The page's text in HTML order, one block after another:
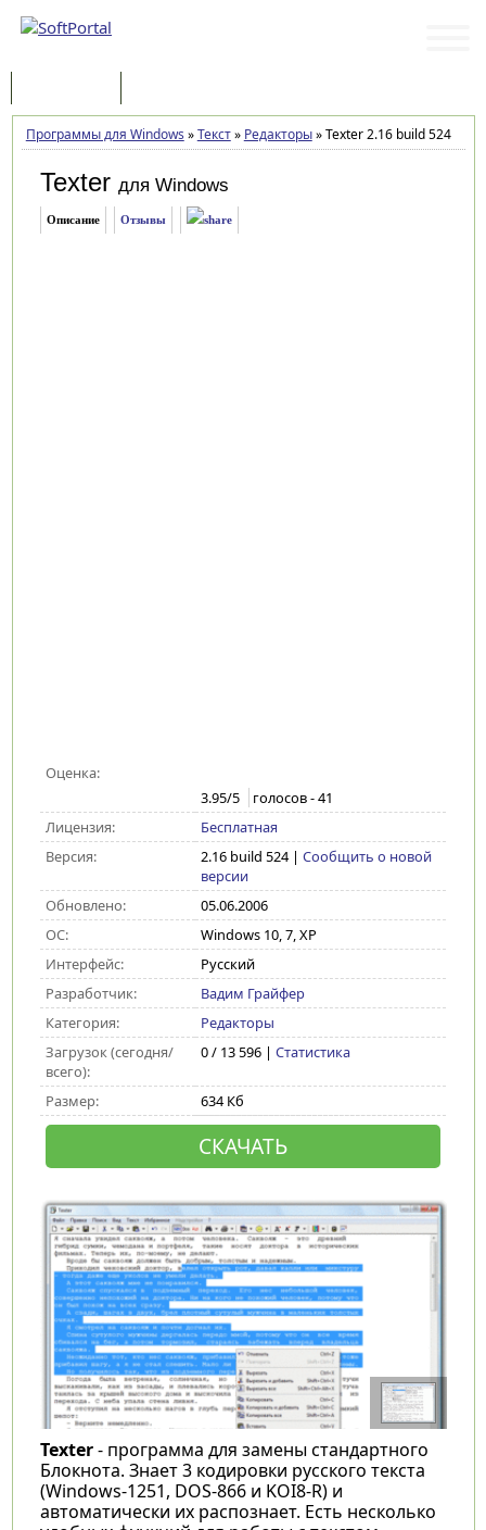
Программы для Windows »Текст» Редакторы»Texter 2.16 build 524
Texter для Windows
Описание Отзывы
Оценка:
3.95/5 голосов -41
Лицензия:
Бесплатная
Версия:
2.16 build 524| Сообщить о новой
версии
Обновлено:
05.06.2006
ОС:
Windows 10, 7, XP
Интерфейс:
Русский
Разработчик:
Вадим Грайфер
Категория:
Редакторы
Загрузок (сегодня/
всего):
0 / 13 596 | Статистика
Размер: 634 Кб
СКАЧАТЬ
Texter- программа для замены стандартного
Блокнота. Знает 3 кодировки русского текста
(Windows-1251, DOS-866 и KOI8-R) и
автоматически их распознает. Есть несколько